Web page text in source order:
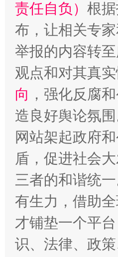
责任自负） 根
布，让相关专
举报的内容转
观点和对其真实
向 ，强化反腐
造良好舆论氛
网站架起政府
盾，促进社会
三者的和谐统
有生力，借助
才铺垫一个平
识、法律、政